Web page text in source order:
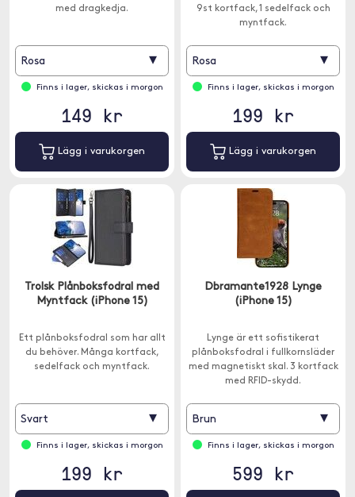
med dragkedja.
Rosa ▾
Finns i lager, skickas i morgon
149 kr
Lägg i varukorgen
9st kortfack, 1 sedelfack och
myntfack.
Rosa ▾
Finns i lager, skickas i morgon
199 kr
Lägg i varukorgen
Trolsk Plånboksfodral med
Myntfack (iPhone 15)
Ett plånboksfodral som har allt
du behöver. Många kortfack,
sedelfack och myntfack.
Svart ▾
Finns i lager, skickas i morgon
199 kr
Dbramante1928 Lynge
(iPhone 15)
Lynge är ett sofistikerat
plånboksfodral i fullkornsläder
med magnetiskt skal. 3 kortfack
med RFID-skydd.
Brun ▾
Finns i lager, skickas i morgon
599 kr